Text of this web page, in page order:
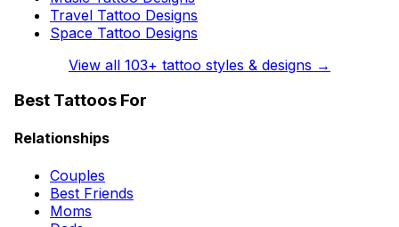
Travel Tattoo Designs
Space Tattoo Designs
View all 103+ tattoo styles & designs →
Best Tattoos For
Relationships
Couples
Best Friends
Moms